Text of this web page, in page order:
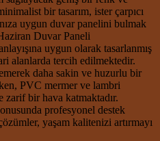
bir tasarım, ister çarpıcı
uygun duvar panelini bulmak
Duvar Paneli
uygun olarak tasarlanmış
alanlarda tercih edilmektedir.
daha sakin ve huzurlu bir
PVC mermer ve lambri
bir hava katmaktadır.
profesyonel destek
yaşam kalitenizi artırmayı